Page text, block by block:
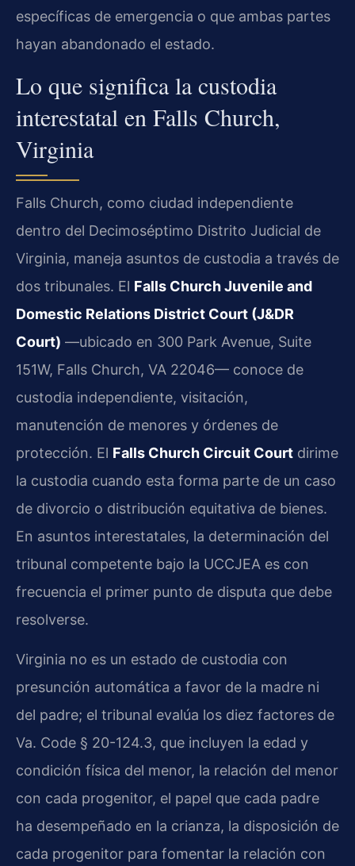
específicas de emergencia o que ambas partes
hayan abandonado el estado.
Lo que significa la custodia
interestatal en Falls Church,
Virginia
Falls Church, como ciudad independiente
dentro del Decimoséptimo Distrito Judicial de
Virginia, maneja asuntos de custodia a través de
dos tribunales. El Falls Church Juvenile and
Domestic Relations District Court (J&DR
Court) —ubicado en 300 Park Avenue, Suite
151W, Falls Church, VA 22046— conoce de
custodia independiente, visitación,
manutención de menores y órdenes de
protección. El Falls Church Circuit Court dirime
la custodia cuando esta forma parte de un caso
de divorcio o distribución equitativa de bienes.
En asuntos interestatales, la determinación del
tribunal competente bajo la UCCJEA es con
frecuencia el primer punto de disputa que debe
resolverse.
Virginia no es un estado de custodia con
presunción automática a favor de la madre ni
del padre; el tribunal evalúa los diez factores de
Va. Code § 20-124.3, que incluyen la edad y
condición física del menor, la relación del menor
con cada progenitor, el papel que cada padre
ha desempeñado en la crianza, la disposición de
cada progenitor para fomentar la relación con